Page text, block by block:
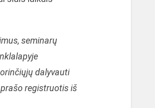
seminarų
dalyvauti
registruotis iš